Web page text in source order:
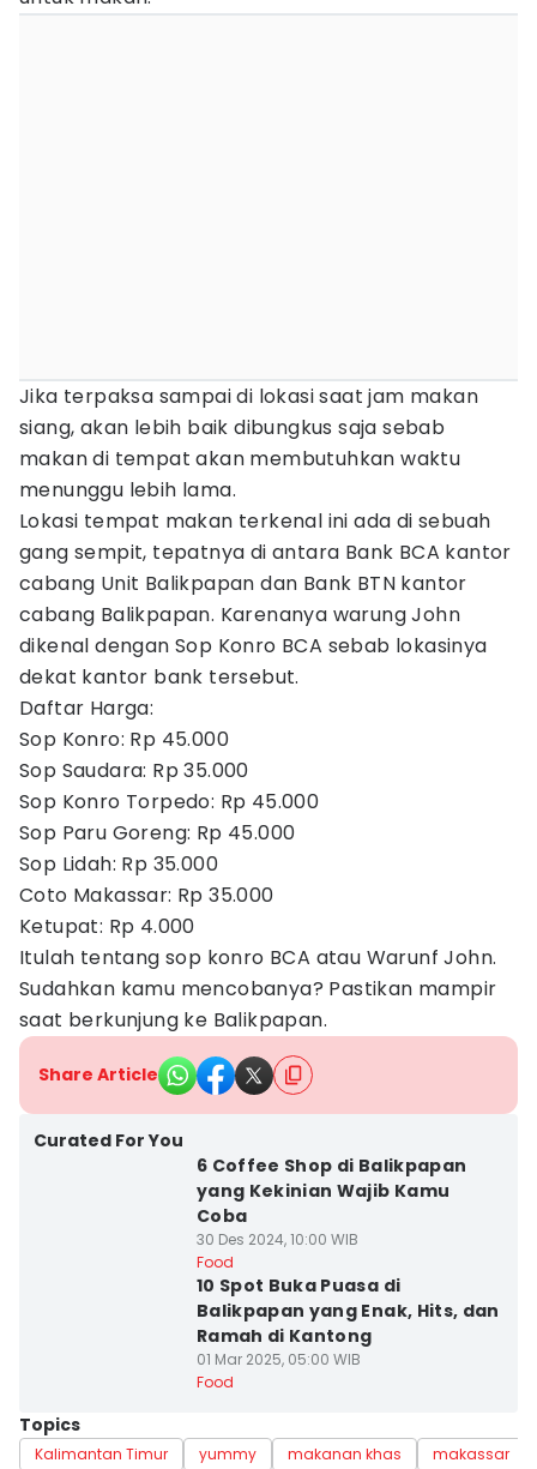
Jika terpaksa sampai di lokasi saat jam makan
siang, akan lebih baik dibungkus saja sebab
makan di tempat akan membutuhkan waktu
menunggu lebih lama.
Lokasi tempat makan terkenal ini ada di sebuah
gang sempit, tepatnya di antara Bank BCA kantor
cabang Unit Balikpapan dan Bank BTN kantor
cabang Balikpapan. Karenanya warung John
dikenal dengan Sop Konro BCA sebab lokasinya
dekat kantor bank tersebut.
Daftar Harga:
Sop Konro: Rp 45.000
Sop Saudara: Rp 35.000
Sop Konro Torpedo: Rp 45.000
Sop Paru Goreng: Rp 45.000
Sop Lidah: Rp 35.000
Coto Makassar: Rp 35.000
Ketupat: Rp 4.000
Itulah tentang sop konro BCA atau Warunf John.
Sudahkan kamu mencobanya? Pastikan mampir
saat berkunjung ke Balikpapan.
Share Article
Curated For You
6 Coffee Shop di Balikpapan
yang Kekinian Wajib Kamu
Coba
30 Des 2024, 10:00 WIB
Food
10 Spot Buka Puasa di
Balikpapan yang Enak, Hits, dan
Ramah di Kantong
01 Mar 2025, 05:00 WIB
Food
Topics
Kalimantan Timur yummy makanan khas
makassar